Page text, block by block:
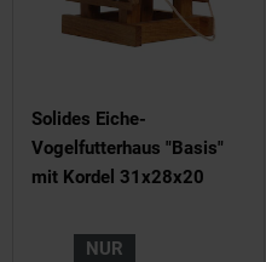
Solides Eiche-
Vogelfutterhaus "Basis"
mit Kordel 31x28x20
NUR